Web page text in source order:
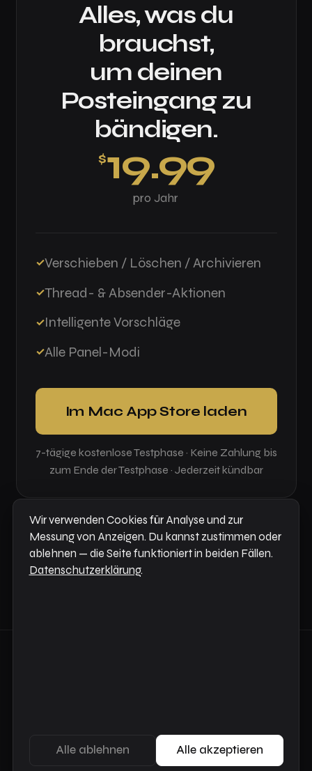
Alles, was du
brauchst,
um deinen
Posteingang zu
bändigen.
$19.99
pro Jahr
Verschieben / Löschen / Archivieren
Thread- & Absender-Aktionen
Intelligente Vorschläge
Alle Panel-Modi
Im Mac App Store laden
7-tägige kostenlose Testphase · Keine Zahlung bis
zum Ende der Testphase · Jederzeit kündbar
Aktionen für einzelne Nachrichten und alle Panel-Modi
sind immer kostenlos.
FREE
Wir verwenden Cookies für Analyse und zur
Messung von Anzeigen. Du kannst zustimmen oder
ablehnen — die Seite funktioniert in beiden Fällen.
Datenschutzerklärung.
Alle ablehnen Alle akzeptieren